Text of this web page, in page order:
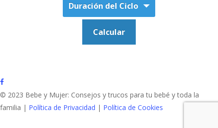
facebook
© 2023 Bebe y Mujer: Consejos y trucos para tu bebé y toda la
familia | Política de Privacidad | Política de Cookies